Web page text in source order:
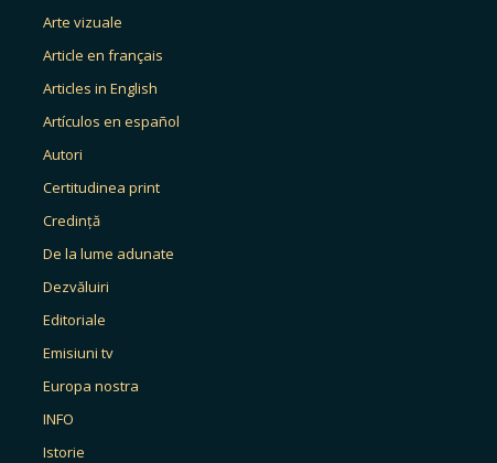
Arte vizuale
Article en français
Articles in English
Artículos en español
Autori
Certitudinea print
Credință
De la lume adunate
Dezvăluiri
Editoriale
Emisiuni tv
Europa nostra
INFO
Istorie